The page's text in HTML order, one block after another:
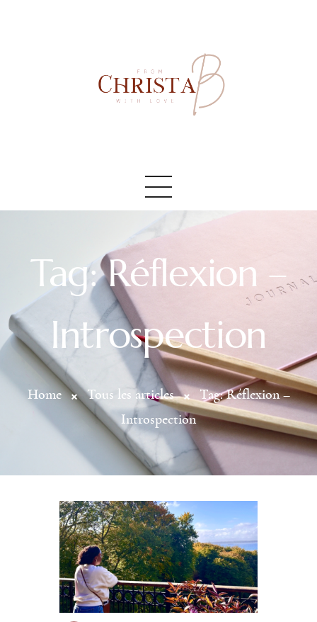
Tag: Réflexion –
Introspection
Home Tous les articles
Tag: Réflexion –
Introspection
Accueil